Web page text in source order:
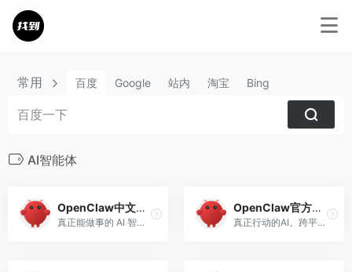
常用 百度 Google 站内 淘宝 Bing
AI智能体
OpenClaw中文社区
真正能做事的 AI 智能体
OpenClaw官方网站
真正行动的AI。跨平台个人助理。